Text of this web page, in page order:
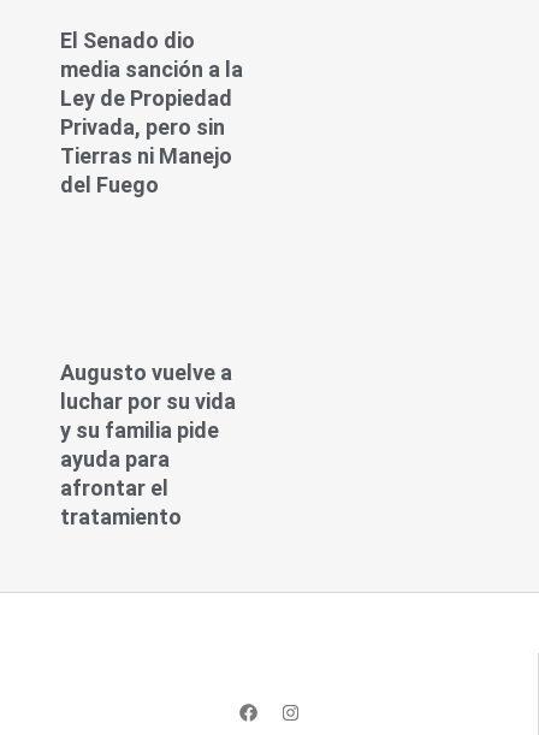
El Senado dio
media sanción a la
Ley de Propiedad
Privada, pero sin
Tierras ni Manejo
del Fuego
Augusto vuelve a
luchar por su vida
y su familia pide
ayuda para
afrontar el
tratamiento
F
a
I
n